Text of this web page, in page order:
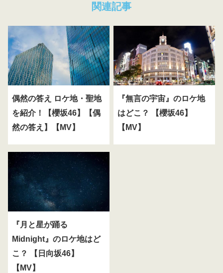
関連記事
偶然の答え ロケ地・聖地
を紹介！【櫻坂46】【偶
然の答え】【MV】
『無言の宇宙』のロケ地
はどこ？ 【櫻坂46】
【MV】
『月と星が踊る
Midnight』のロケ地はど
こ？ 【日向坂46】
【MV】